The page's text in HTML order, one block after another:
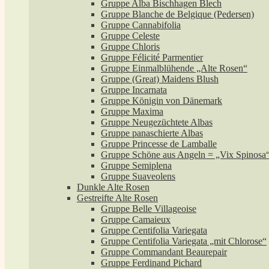
Gruppe Alba Bischhagen Blech
Gruppe Blanche de Belgique (Pedersen)
Gruppe Cannabifolia
Gruppe Celeste
Gruppe Chloris
Gruppe Félicité Parmentier
Gruppe Einmalblühende „Alte Rosen“
Gruppe (Great) Maidens Blush
Gruppe Incarnata
Gruppe Königin von Dänemark
Gruppe Maxima
Gruppe Neugezüchtete Albas
Gruppe panaschierte Albas
Gruppe Princesse de Lamballe
Gruppe Schöne aus Angeln = „Vix
Gruppe Semiplena
Gruppe Suaveolens
Dunkle Alte Rosen
Gestreifte Alte Rosen
Gruppe Belle Villageoise
Gruppe Camaieux
Gruppe Centifolia Variegata
Gruppe Centifolia Variegata „mit Chlorose“
Gruppe Commandant Beaurepair
Gruppe Ferdinand Pichard